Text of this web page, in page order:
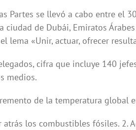
Partes se llevó a cabo entre el
ciudad de Dubái, Emiratos
lema «Unir, actuar, ofrecer
cifra que incluye 140
medios.
de la temperatura global
atrás los combustibles fósiles. 2.